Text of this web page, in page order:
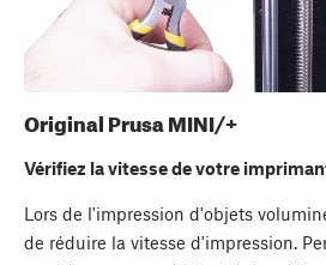
Original Prusa MINI/+
Vérifiez la vitesse de votre
Lors de l'impression d'objets
de réduire la vitesse d'impression.